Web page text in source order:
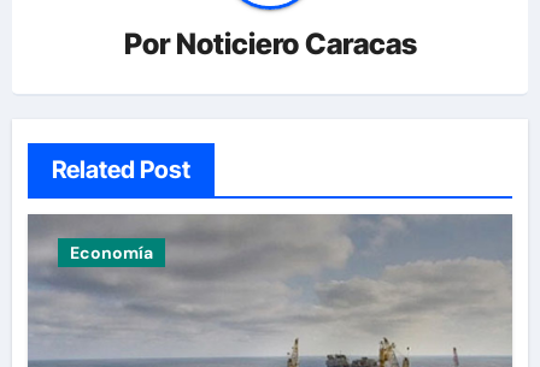
PorNoticiero Caracas
Related Post
Economía